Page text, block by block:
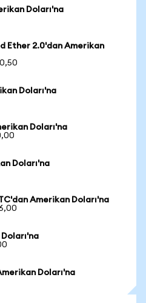
Doları'na
Ether 2.0'dan Amerikan
Doları'na
Doları'na
Doları'na
Amerikan Doları'na
Doları'na